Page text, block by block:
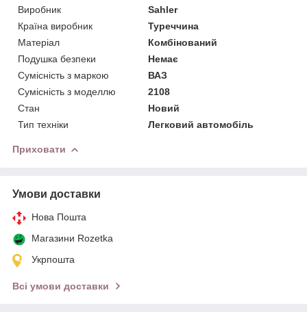
Виробник
Sahler
Країна виробник
Туреччина
Матеріал
Комбінований
Подушка безпеки
Немає
Сумісність з маркою
ВАЗ
Сумісність з моделлю
2108
Стан
Новий
Тип техніки
Легковий автомобіль
Приховати
Умови доставки
Нова Пошта
Магазини Rozetka
Укрпошта
Всі умови доставки